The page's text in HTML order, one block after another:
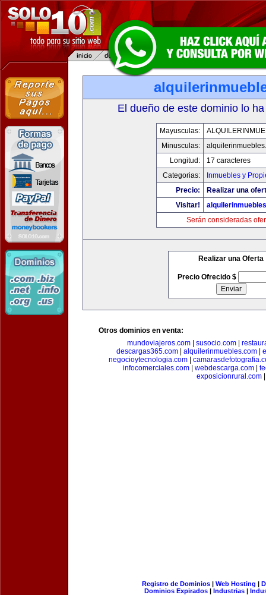
El dueño de este dominio lo
Mayusculas:
Minusculas:
Longitud:
17 caracteres
Categorias:
Inmuebles y
Precio:
Realizar una
Visitar!
Serán consideradas
Realizar una Oferta
Precio Ofrecido $
Otros dominios en venta:
mundoviajeros.com| susocio.com|
descargas365.com| alquilerinmuebles.com|
negocioytecnologia.com
infocomerciales.com| webdescarga.com|
exposicionrural.com
Registro de Dominios| Web Hosting |
Dominios Expirados | Industrias |